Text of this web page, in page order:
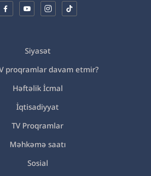
Siyasət
proqramlar davam etmir?
Həftəlik İcmal
İqtisadiyyat
TV Proqramlar
Məhkəmə saatı
Sosial